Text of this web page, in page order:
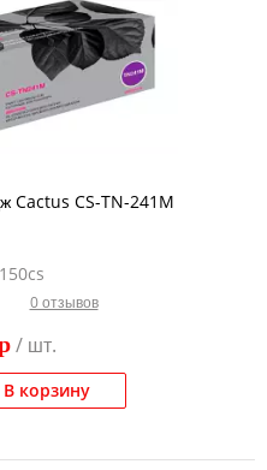
Cactus CS-TN-241M
0 отзывов
/ шт.
В корзину